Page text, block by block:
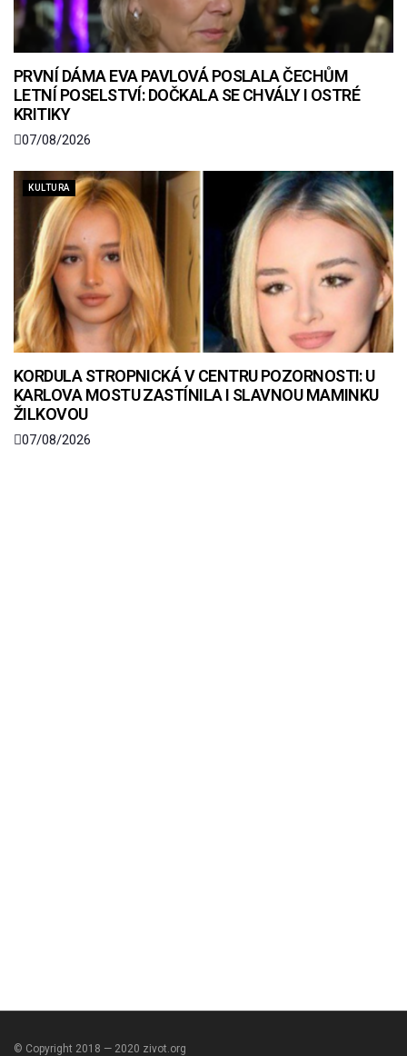
PRVNÍ DÁMA EVA PAVLOVÁ POSLALA ČECHŮM
LETNÍ POSELSTVÍ: DOČKALA SE CHVÁLY I OSTRÉ
KRITIKY
07/08/2026
KULTURA
KORDULA STROPNICKÁ V CENTRU POZORNOSTI: U
KARLOVA MOSTU ZASTÍNILA I SLAVNOU MAMINKU
ŽILKOVOU
07/08/2026
© Copyright 2018 — 2020 zivot.org